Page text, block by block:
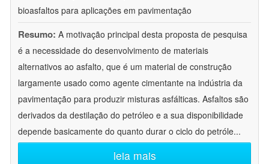
bioasfaltos para aplicações em pavimentação
Resumo: A motivação principal desta proposta de pesquisa
é a necessidade do desenvolvimento de materiais
alternativos ao asfalto, que é um material de construção
largamente usado como agente cimentante na indústria da
pavimentação para produzir misturas asfálticas. Asfaltos são
derivados da destilação do petróleo e a sua disponibilidade
depende basicamente do quanto durar o ciclo do petróle...
leia mais